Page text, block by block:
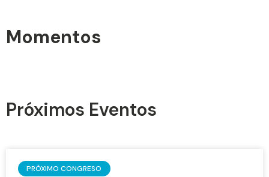
Momentos
Próximos Eventos
PRÓXIMO CONGRESO